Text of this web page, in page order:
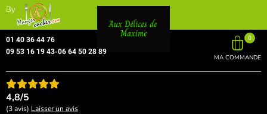
By
01 40 36 44 76
09 53 16 19 43-06 64 50 28 89
MA COMMANDE
0
4,8/5
(3 avis) Laisser un avis